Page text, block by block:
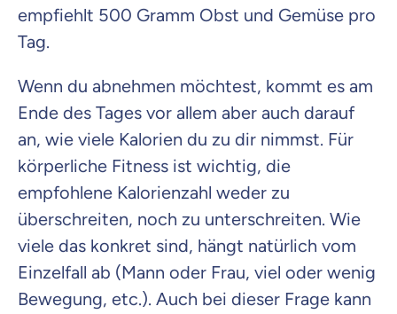
empfiehlt 500 Gramm Obst und Gemüse pro
Tag.
Wenn du abnehmen möchtest, kommt es am
Ende des Tages vor allem aber auch darauf
an, wie viele Kalorien du zu dir nimmst. Für
körperliche Fitness ist wichtig, die
empfohlene Kalorienzahl weder zu
überschreiten, noch zu unterschreiten. Wie
viele das konkret sind, hängt natürlich vom
Einzelfall ab (Mann oder Frau, viel oder wenig
Bewegung, etc.). Auch bei dieser Frage kann